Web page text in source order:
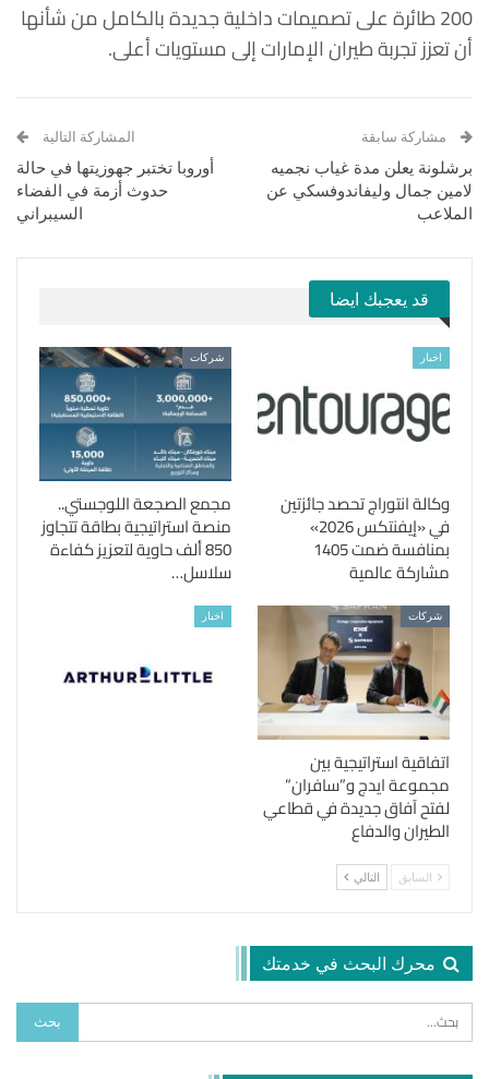
200 طائرة على تصميمات داخلية جديدة بالكامل من شأنها
أن تعزز تجربة طيران الإمارات إلى مستويات أعلى.
مشاركة سابقة
برشلونة يعلن مدة غياب نجميه
لامين جمال وليفاندوفسكي عن
الملاعب
المشاركة التالية
أوروبا تختبر جهوزيتها في حالة
حدوث أزمة في الفضاء
السيبراني
قد يعجبك ايضا
اخبار
وكالة انتوراج تحصد جائزتين
في «إيفنتكس 2026»
بمنافسة ضمت 1405
مشاركة عالمية
شركات
مجمع الصجعة اللوجستي..
منصة استراتيجية بطاقة تتجاوز
850 ألف حاوية لتعزيز كفاءة
سلاسل…
شركات
اتفاقية استراتيجية بين
مجموعة ايدج و”سافران”
لفتح آفاق جديدة في قطاعي
الطيران والدفاع
اخبار
السابق التالي
محرك البحث في خدمتك